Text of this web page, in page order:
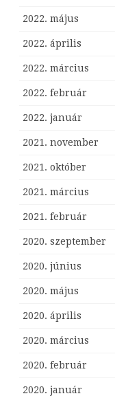
2022. május
2022. április
2022. március
2022. február
2022. január
2021. november
2021. október
2021. március
2021. február
2020. szeptember
2020. június
2020. május
2020. április
2020. március
2020. február
2020. január